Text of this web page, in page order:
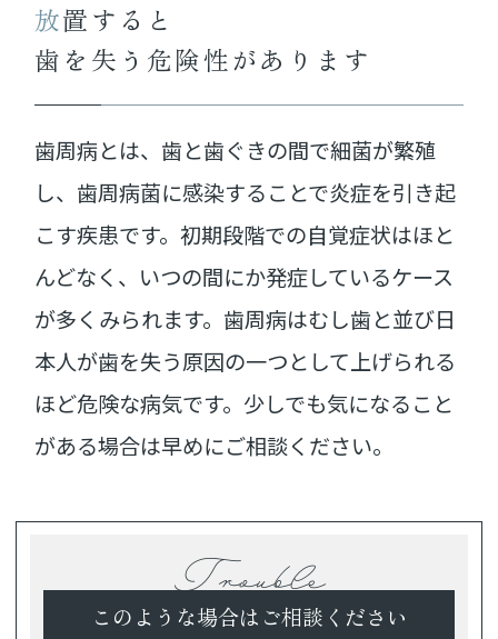
放置すると
歯を失う危険性があります
歯周病とは、歯と歯ぐきの間で細菌が繁殖
し、歯周病菌に感染することで炎症を引き起
こす疾患です。初期段階での自覚症状はほと
んどなく、いつの間にか発症しているケース
が多くみられます。歯周病はむし歯と並び日
本人が歯を失う原因の一つとして上げられる
ほど危険な病気です。少しでも気になること
がある場合は早めにご相談ください。
Trouble
このような場合はご相談ください